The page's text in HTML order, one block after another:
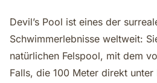
Devil’s Pool ist eines der
Schwimmerlebnisse weltweit:
natürlichen Felspool, mit dem
Falls, die 100 Meter direkt unter